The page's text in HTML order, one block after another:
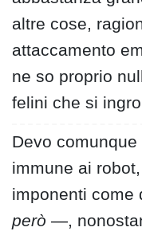
altre cose,
attaccamento
ne so proprio
felini che si
Devo
immune ai
imponenti come
però —,